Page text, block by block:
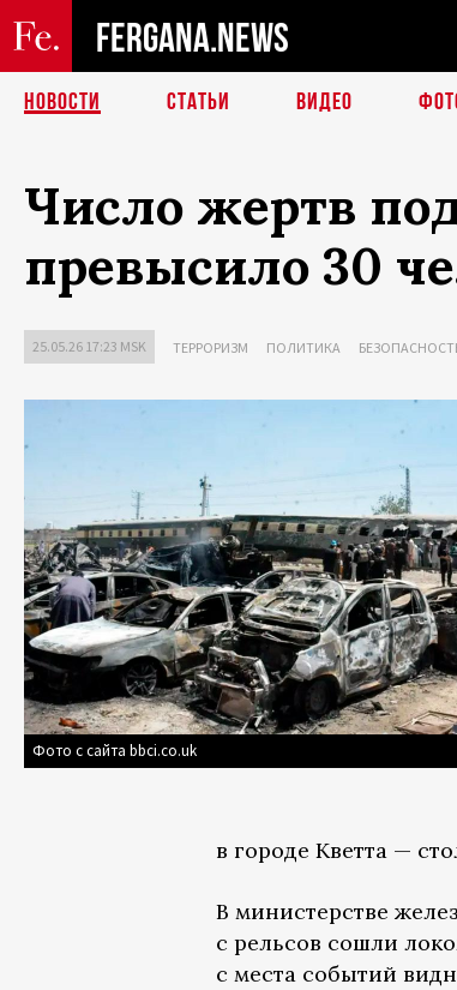
FERGANA.NEWS
НОВОСТИ СТАТЬИ ВИДЕО
Число жертв
превысило 30
25.05.26 17:23 MSK ТЕРРОРИЗМ ПОЛИТИКА
Фото с сайта bbci.co.uk
в городе Кветта —
В министерстве
с рельсов сошли
с места событий